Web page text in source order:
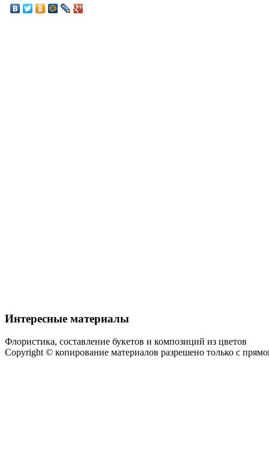
Интересные материалы
Флористика, составление букетов и композиций из цветов
Copyright © копирование материалов разрешено только с